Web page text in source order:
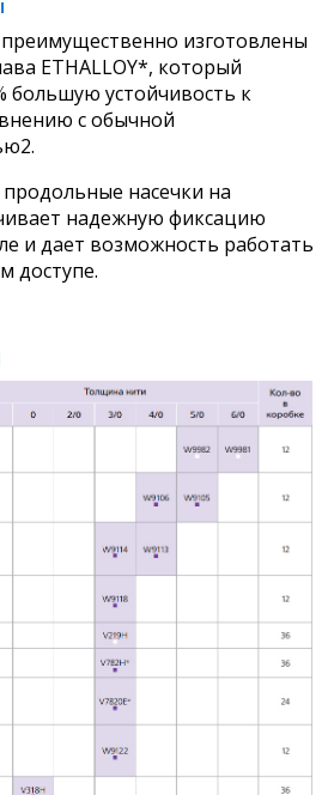
изготовлены
ETHALLOY*, который
большую устойчивость к
с обычной
насечки на
надежную фиксацию
и дает возможность работать
доступе.